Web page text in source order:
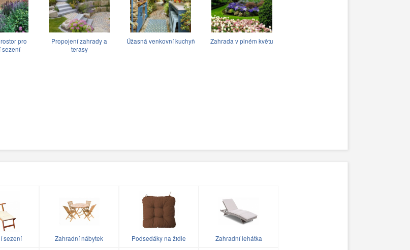
pro
sezení
Propojení zahrady a
terasy
Úžasná venkovní kuchyň Zahrada v plném květu
sezení Zahradní nábytek Podsedáky na židle Zahradní lehátka